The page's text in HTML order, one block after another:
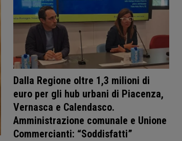
Dalla Regione oltre 1,3 milioni di
euro per gli hub urbani di Piacenza,
Vernasca e Calendasco.
Amministrazione comunale e Unione
Commercianti: “Soddisfatti”